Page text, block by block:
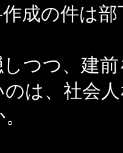
成の件は部
つつ、建前
は、社会